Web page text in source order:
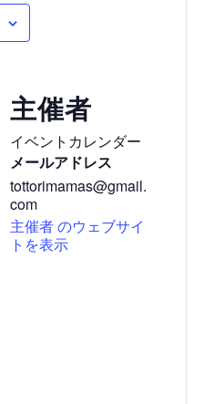
主催者
イベントカレンダー
メールアドレス
tottorimamas@gmail.
com
主催者 のウェブサイ
トを表示